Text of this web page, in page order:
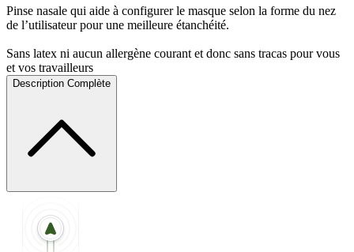
Pinse nasale qui aide à configurer le masque selon la forme du nez
de l’utilisateur pour une meilleure étanchéité.
Sans latex ni aucun allergène courant et donc sans tracas pour vous
et vos travailleurs
Description Complète